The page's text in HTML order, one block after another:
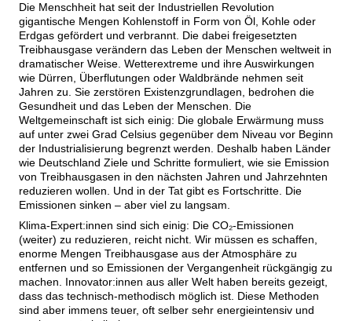
Die Menschheit hat seit der Industriellen Revolution
gigantische Mengen Kohlenstoff in Form von Öl, Kohle oder
Erdgas gefördert und verbrannt. Die dabei freigesetzten
Treibhausgase verändern das Leben der Menschen weltweit in
dramatischer Weise. Wetterextreme und ihre Auswirkungen
wie Dürren, Überflutungen oder Waldbrände nehmen seit
Jahren zu. Sie zerstören Existenzgrundlagen, bedrohen die
Gesundheit und das Leben der Menschen. Die
Weltgemeinschaft ist sich einig: Die globale Erwärmung muss
auf unter zwei Grad Celsius gegenüber dem Niveau vor Beginn
der Industrialisierung begrenzt werden. Deshalb haben Länder
wie Deutschland Ziele und Schritte formuliert, wie sie Emission
von Treibhausgasen in den nächsten Jahren und Jahrzehnten
reduzieren wollen. Und in der Tat gibt es Fortschritte. Die
Emissionen sinken – aber viel zu langsam.
Klima-Expert:innen sind sich einig: Die CO₂-Emissionen
(weiter) zu reduzieren, reicht nicht. Wir müssen es schaffen,
enorme Mengen Treibhausgase aus der Atmosphäre zu
entfernen und so Emissionen der Vergangenheit rückgängig zu
machen. Innovator:innen aus aller Welt haben bereits gezeigt,
dass das technisch-methodisch möglich ist. Diese Methoden
sind aber immens teuer, oft selber sehr energieintensiv und